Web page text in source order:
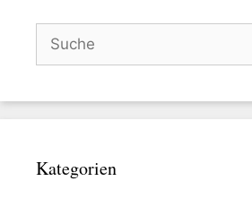
Kategorien